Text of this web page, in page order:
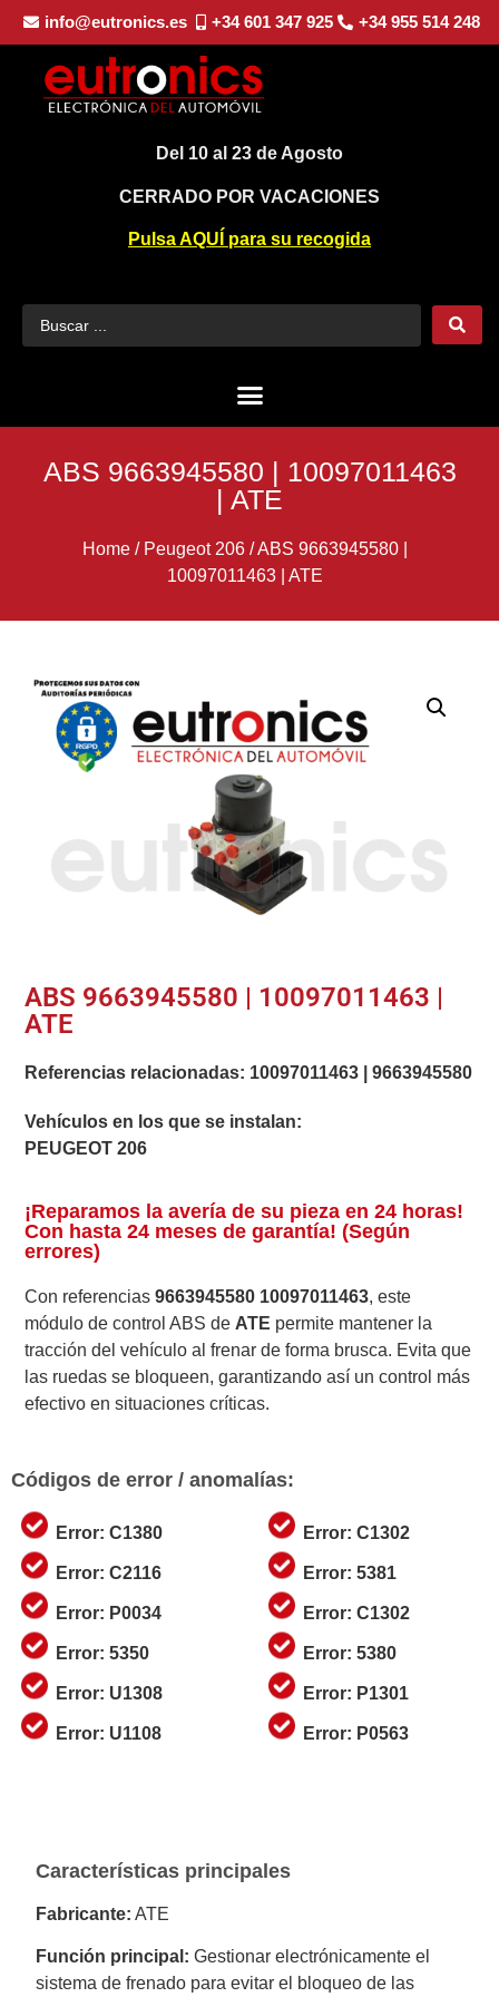
info@eutronics.es +34 601 347 925 +34 955 514 248
Del 10 al 23 de Agosto
CERRADO POR VACACIONES
Pulsa AQUÍ para su recogida
ABS 9663945580 | 10097011463
| ATE
Home/ Peugeot 206/ABS 9663945580 |
10097011463 | ATE
ABS 9663945580 | 10097011463 |
ATE
Referencias relacionadas: 10097011463 |9663945580
Vehículos en los que se instalan:
PEUGEOT 206
¡Reparamos la avería de su pieza en 24 horas!
Con hasta 24 meses de garantía! (Según
errores)
Con referencias9663945580 10097011463, este
módulo de control ABS de ATE permite mantener la
tracción del vehículo al frenar de forma brusca. Evita que
las ruedas se bloqueen, garantizando así un control más
efectivo en situaciones críticas.
Códigos de error / anomalías:
Error: C1380
Error: C2116
Error: P0034
Error: 5350
Error: U1308
Error: U1108
Error: C1302
Error: 5381
Error: C1302
Error: 5380
Error: P1301
Error: P0563
Características principales
Fabricante: ATE
Función principal: Gestionar electrónicamente el
sistema de frenado para evitar el bloqueo de las